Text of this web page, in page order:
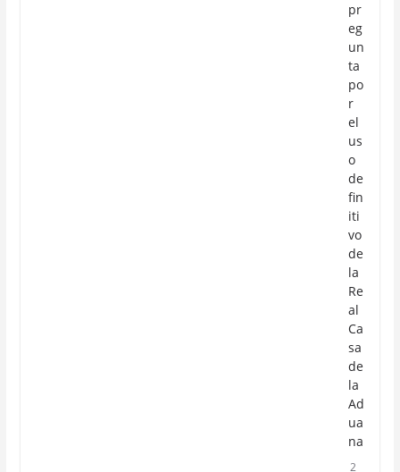
pr
eg
un
ta
po
r
el
us
o
de
fin
iti
vo
de
la
Re
al
Ca
sa
de
la
Ad
ua
na
2